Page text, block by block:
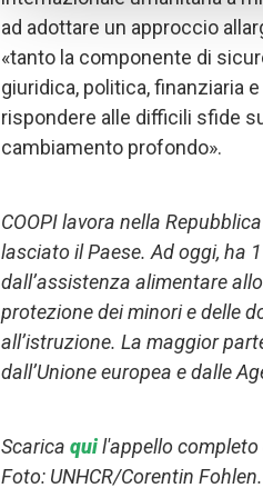
ad adottare un approccio
«tanto la componente di
giuridica, politica, finanziaria
rispondere alle difficili sfide
cambiamento profondo».
COOPI lavora nella
lasciato il Paese. Ad oggi, ha
dall’assistenza alimentare
protezione dei minori e delle
all’istruzione. La maggior
dall’Unione europea e dalle
Scarica quil'appello completo
Foto: UNHCR/Corentin Fohlen.